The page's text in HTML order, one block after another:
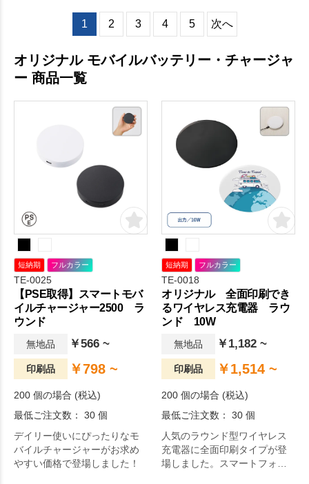
1 2 3 4 5 次へ
オリジナル モバイルバッテリー・チャージャ
ー 商品一覧
短納期 フルカラー
TE-0025
【PSE取得】スマートモバ
イルチャージャー2500 ラ
ウンド
無地品 ￥566 ~
印刷品 ￥798 ~
200 個の場合 (税込)
最低ご注文数： 30 個
デイリー使いにぴったりなモ
バイルチャージャーがお求め
やすい価格で登場しました！
短納期 フルカラー
TE-0018
オリジナル 全面印刷でき
るワイヤレス充電器 ラウ
ンド 10W
無地品 ￥1,182 ~
印刷品 ￥1,514 ~
200 個の場合 (税込)
最低ご注文数： 30 個
人気のラウンド型ワイヤレス
充電器に全面印刷タイプが登
場しました。スマートフォン